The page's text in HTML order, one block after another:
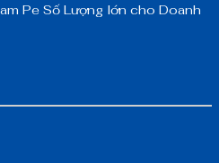
Pe Số Lượng lớn cho Doanh